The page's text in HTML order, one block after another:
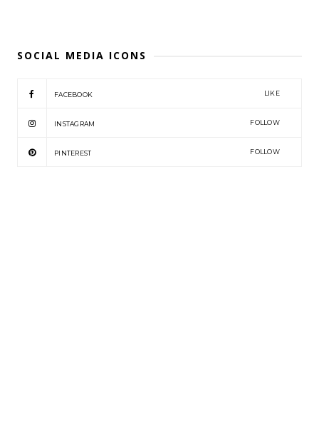
SOCIAL MEDIA ICONS
FACEBOOK LIKE
INSTAGRAM FOLLOW
PINTEREST FOLLOW